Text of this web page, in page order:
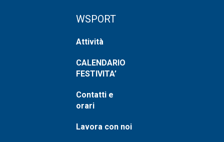
WSPORT
Attività
CALENDARIO
FESTIVITA’
Contatti e
orari
Lavora con noi